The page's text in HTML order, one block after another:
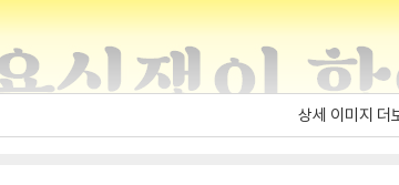
상세 이미지 더